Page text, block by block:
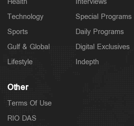
പ്രധാനമന്ത്രിയുടെ
രാജ്യസഭയിൽ
5 hours ago
Technology
Sports
Gulf & Global
Lifestyle
Special Programs
Daily Programs
Digital Exclusives
Indepth
Other
Terms Of Use
RIO DAS